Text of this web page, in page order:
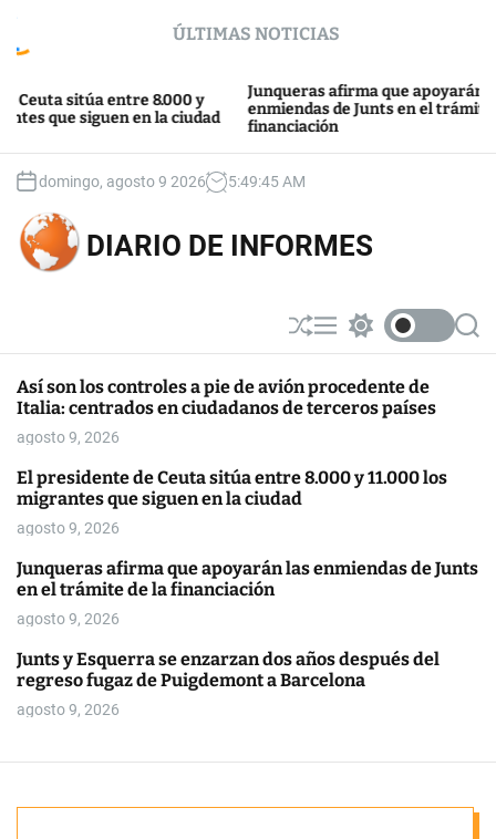
c
ÚLTIMAS NOTICIAS
sitúa entre 8.000 y
que siguen en la ciudad
Junqueras afirma que apoyarán las
enmiendas de Junts en el trámite de
financiación
domingo, agosto 9 2026 5:49:45AM
DIARIO DE INFORMES
S
h
ff
l
M
e
u
w
t
c
l
d
S
e
Así son los controles a pie de avión procedente de
Italia: centrados en ciudadanos de terceros países
agosto 9, 2026
El presidente de Ceuta sitúa entre 8.000 y 11.000 los
migrantes que siguen en la ciudad
agosto 9, 2026
Junqueras afirma que apoyarán las enmiendas de Junts
en el trámite de la financiación
agosto 9, 2026
Junts y Esquerra se enzarzan dos años después del
regreso fugaz de Puigdemont a Barcelona
agosto 9, 2026